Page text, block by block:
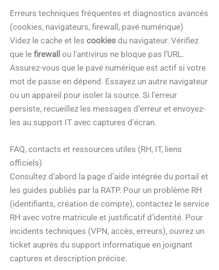
Erreurs techniques fréquentes et diagnostics avancés
(cookies, navigateurs, firewall, pavé numérique)
Videz le cache et les cookies du navigateur. Vérifiez
que le firewall ou l’antivirus ne bloque pas l’URL.
Assurez-vous que le pavé numérique est actif si votre
mot de passe en dépend. Essayez un autre navigateur
ou un appareil pour isoler la source. Si l’erreur
persiste, recueillez les messages d’erreur et envoyez-
les au support IT avec captures d’écran.
FAQ, contacts et ressources utiles (RH, IT, liens
officiels)
Consultez d’abord la page d’aide intégrée du portail et
les guides publiés par la RATP. Pour un problème RH
(identifiants, création de compte), contactez le service
RH avec votre matricule et justificatif d’identité. Pour
incidents techniques (VPN, accès, erreurs), ouvrez un
ticket auprès du support informatique en joignant
captures et description précise.